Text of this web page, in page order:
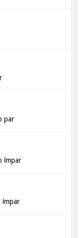
par
ímpar
ímpar